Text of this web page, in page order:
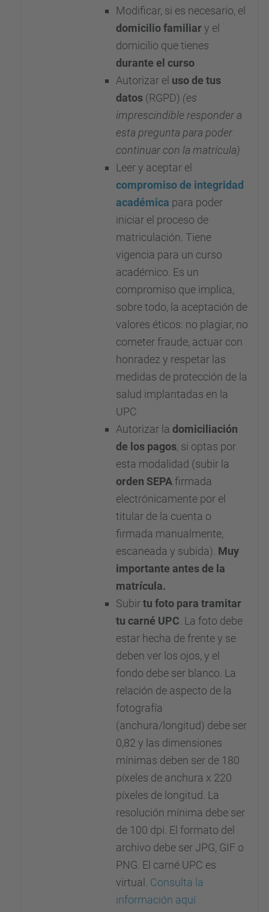
Modificar, si es necesario, el
domicilio familiar y el
domicilio que tienes
durante el curso
Autorizar el uso de tus
datos (RGPD) (es
imprescindible responder a
esta pregunta para poder
continuar con la matrícula)
Leer y aceptar el
compromiso de integridad
académica para poder
iniciar el proceso de
matriculación. Tiene
vigencia para un curso
académico. Es un
compromiso que implica,
sobre todo, la aceptación de
valores éticos: no plagiar, no
cometer fraude, actuar con
honradez y respetar las
medidas de protección de la
salud implantadas en la
UPC
Autorizar la domiciliación
de los pagos, si optas por
esta modalidad (subir la
orden SEPAfirmada
electrónicamente por el
titular de la cuenta o
firmada manualmente,
escaneada y subida). Muy
importante antes de la
matrícula.
Subirtu foto para tramitar
tu carné UPC . La foto debe
estar hecha de frente y se
deben ver los ojos, y el
fondo debe ser blanco. La
relación de aspecto de la
fotografía
(anchura/longitud) debe ser
0,82 y las dimensiones
mínimas deben ser de 180
píxeles de anchura x 220
píxeles de longitud. La
resolución mínima debe ser
de 100 dpi. El formato del
archivo debe ser JPG, GIF o
PNG. El carné UPC es
virtual. Consulta la
información aquí